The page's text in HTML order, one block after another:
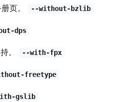
页。
--without-bzlib
dps
。 --with-fpx
freetype
gslib